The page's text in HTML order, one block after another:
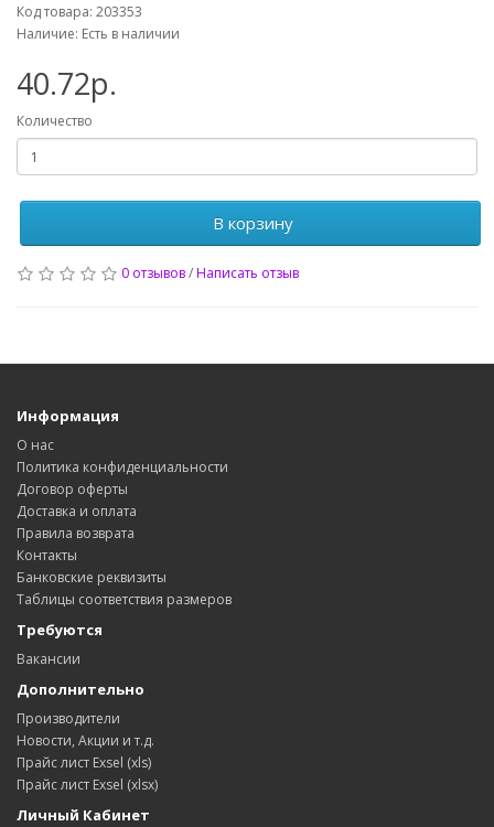
Код товара: 203353
Наличие: Есть в наличии
40.72р.
Количество
В корзину
0 отзывов/Написать отзыв
Информация
О нас
Политика конфиденциальности
Договор оферты
Доставка и оплата
Правила возврата
Контакты
Банковские реквизиты
Таблицы соответствия размеров
Требуются
Вакансии
Дополнительно
Производители
Новости, Акции и т.д.
Прайс лист Exsel (xls)
Прайс лист Exsel (xlsx)
Личный Кабинет